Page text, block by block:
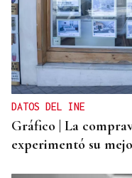
DATOS DEL INE
Gráfico | La
experimentó su